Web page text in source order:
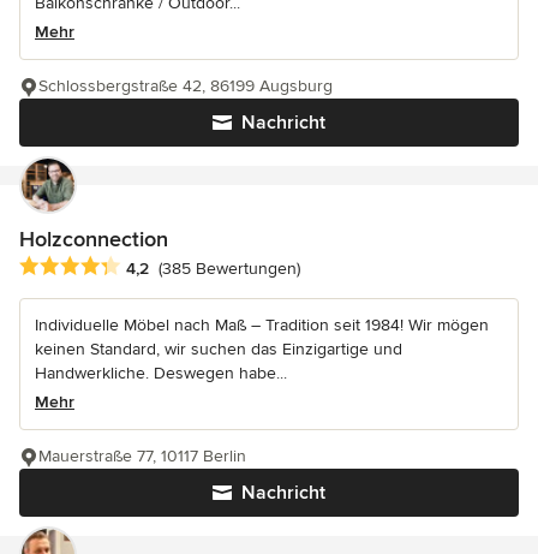
Mehr
Nachricht
Schlossbergstraße 42, 86199 Augsburg
Holzconnection
Durchschnittliche Bewertung: 4.2 von 5 Sternen
4,2 (385 Bewertungen)
Individuelle Möbel nach Maß – Tradition seit 1984! Wir mögen
keinen Standard, wir suchen das Einzigartige und
Handwerkliche. Deswegen habe...
Mehr
Nachricht
Mauerstraße 77, 10117 Berlin